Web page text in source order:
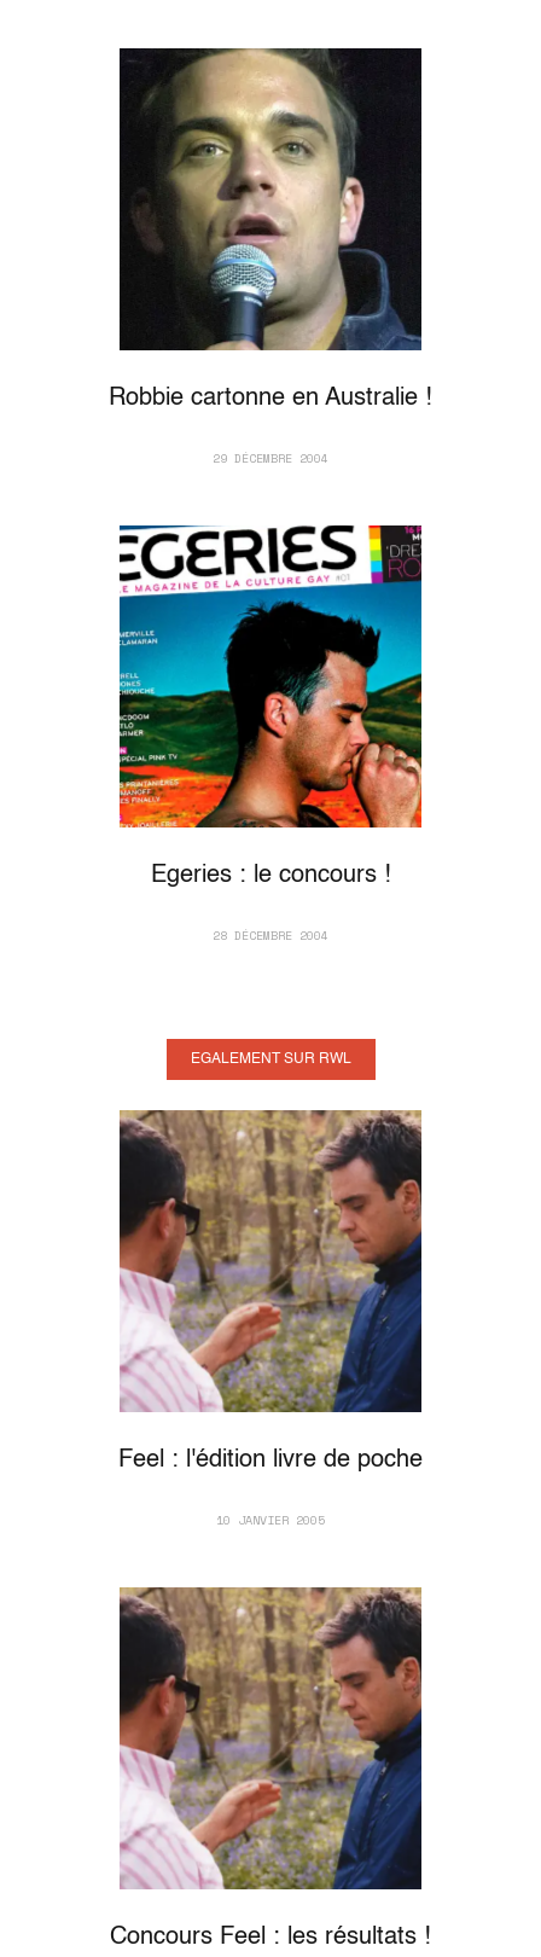
Robbie cartonne en Australie !
29 DÉCEMBRE 2004
Egeries : le concours !
28 DÉCEMBRE 2004
EGALEMENT SUR RWL
Feel : l'édition livre de poche
10 JANVIER 2005
Concours Feel : les résultats !